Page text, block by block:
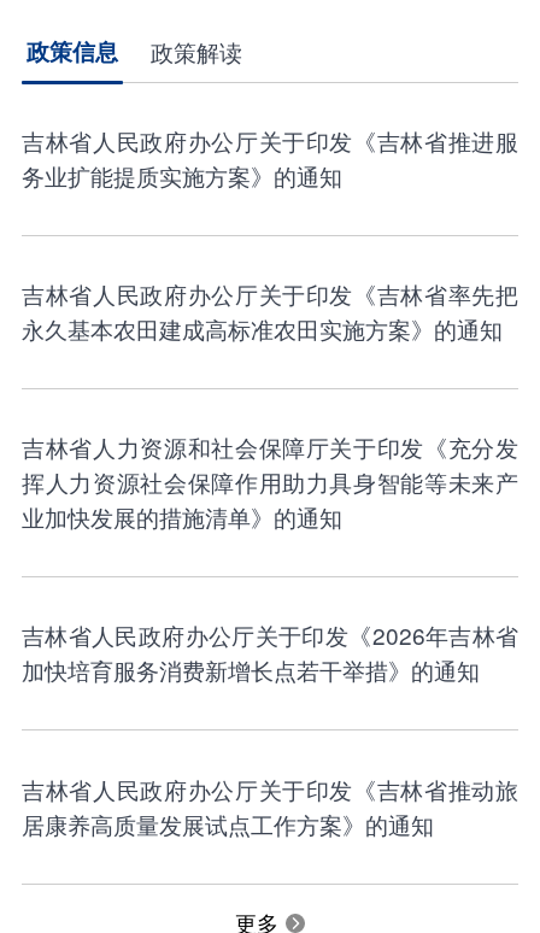
政策信息 政策解读
吉林省人民政府办公厅关于印发《吉林省推进服
务业扩能提质实施方案》的通知
吉林省人民政府办公厅关于印发《吉林省率先把
永久基本农田建成高标准农田实施方案》的通知
吉林省人力资源和社会保障厅关于印发《充分发
挥人力资源社会保障作用助力具身智能等未来产
业加快发展的措施清单》的通知
吉林省人民政府办公厅关于印发《2026年吉林省
加快培育服务消费新增长点若干举措》的通知
吉林省人民政府办公厅关于印发《吉林省推动旅
居康养高质量发展试点工作方案》的通知
更多